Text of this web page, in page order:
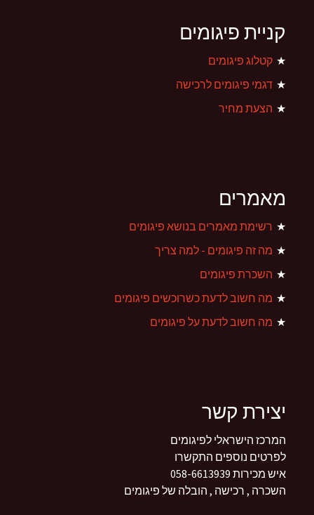
קניית פיגומים
קטלוג פיגומים
דגמי פיגומים לרכישה
הצעת מחיר
מאמרים
רשימת מאמרים בנושא פיגומים
מה זה פיגומים - למה צריך
השכרת פיגומים
מה חשוב לדעת כשרוכשים פיגומים
מה חשוב לדעת על פיגומים
יצירת קשר
המרכז הישראלי לפיגומים
לפרטים נוספים התקשרו
איש מכירות 058-6613939
השכרה , רכישה , הובלה של פיגומים